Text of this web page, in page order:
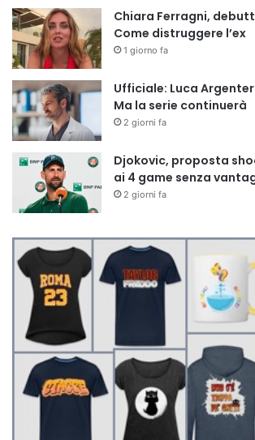
Chiara Ferragni,
Come distruggere l’ex
1 giorno fa
Ufficiale: Luca
Ma la serie continuerà
2 giorni fa
Djokovic, proposta
ai 4 game senza
2 giorni fa